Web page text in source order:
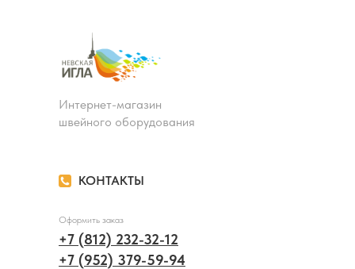
КОНТАКТЫ
Интернет-магазин
швейного оборудования
+7 (812) 232-32-12
+7 (952) 379-59-94
Оформить заказ